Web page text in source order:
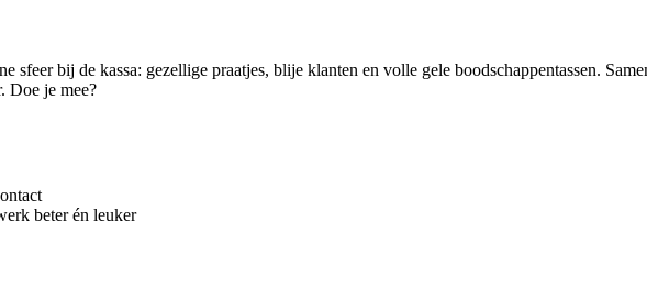
bij de kassa: gezellige praatjes, blije klanten en volle gele boodschappentassen.
Doe je mee?
beter én leuker